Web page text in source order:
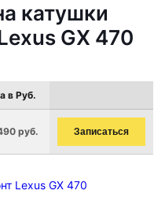
катушки
GX 470
в Руб.
руб. Записаться
Lexus GX 470